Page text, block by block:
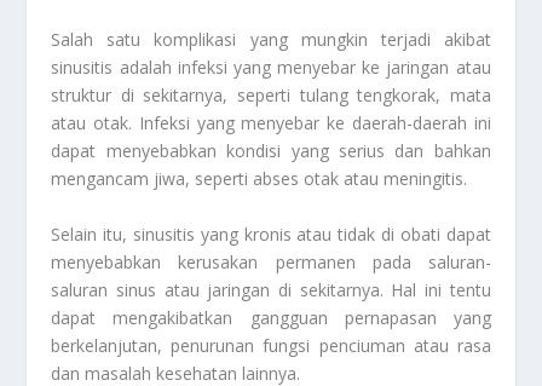
Salah satu komplikasi yang mungkin terjadi akibat
sinusitis adalah infeksi yang menyebar ke jaringan atau
struktur di sekitarnya, seperti tulang tengkorak, mata
atau otak. Infeksi yang menyebar ke daerah-daerah ini
dapat menyebabkan kondisi yang serius dan bahkan
mengancam jiwa, seperti abses otak atau meningitis.
Selain itu, sinusitis yang kronis atau tidak di obati dapat
menyebabkan kerusakan permanen pada saluran-
saluran sinus atau jaringan di sekitarnya. Hal ini tentu
dapat mengakibatkan gangguan pernapasan yang
berkelanjutan, penurunan fungsi penciuman atau rasa
dan masalah kesehatan lainnya.